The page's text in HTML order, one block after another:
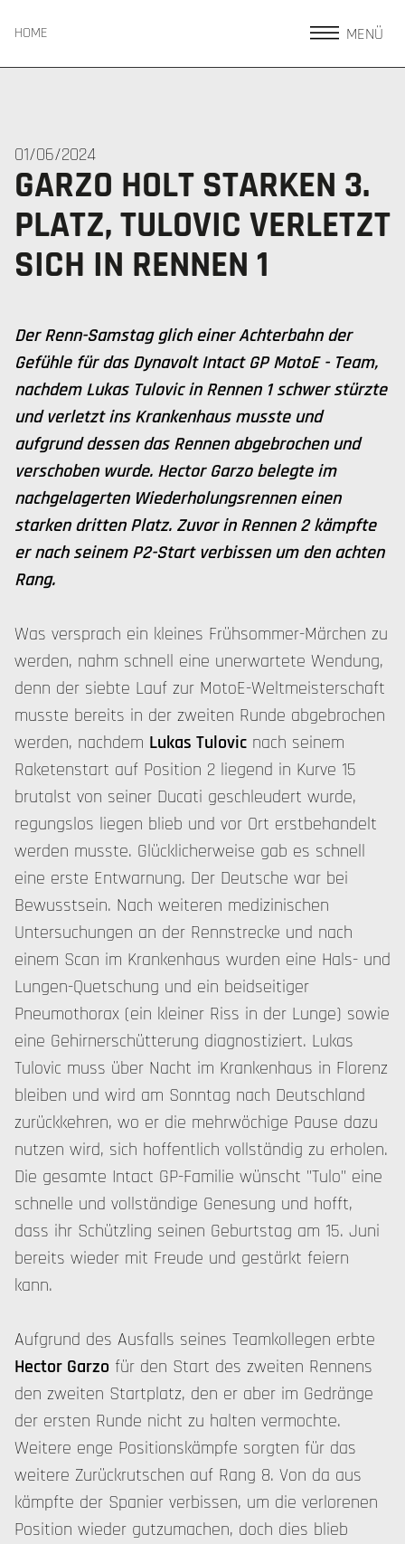
HOME MENÜ
01/06/2024
GARZO HOLT STARKEN 3.
PLATZ, TULOVIC VERLETZT
SICH IN RENNEN 1
Der Renn-Samstag glich einer Achterbahn der
Gefühle für das Dynavolt Intact GP MotoE - Team,
nachdem Lukas Tulovic in Rennen 1 schwer stürzte
und verletzt ins Krankenhaus musste und
aufgrund dessen das Rennen abgebrochen und
verschoben wurde. Hector Garzo belegte im
nachgelagerten Wiederholungsrennen einen
starken dritten Platz. Zuvor in Rennen 2 kämpfte
er nach seinem P2-Start verbissen um den achten
Rang.
Was versprach ein kleines Frühsommer-Märchen zu
werden, nahm schnell eine unerwartete Wendung,
denn der siebte Lauf zur MotoE-Weltmeisterschaft
musste bereits in der zweiten Runde abgebrochen
werden, nachdem Lukas Tulovic nach seinem
Raketenstart auf Position 2 liegend in Kurve 15
brutalst von seiner Ducati geschleudert wurde,
regungslos liegen blieb und vor Ort erstbehandelt
werden musste. Glücklicherweise gab es schnell
eine erste Entwarnung. Der Deutsche war bei
Bewusstsein. Nach weiteren medizinischen
Untersuchungen an der Rennstrecke und nach
einem Scan im Krankenhaus wurden eine Hals- und
Lungen-Quetschung und ein beidseitiger
Pneumothorax (ein kleiner Riss in der Lunge) sowie
eine Gehirnerschütterung diagnostiziert. Lukas
Tulovic muss über Nacht im Krankenhaus in Florenz
bleiben und wird am Sonntag nach Deutschland
zurückkehren, wo er die mehrwöchige Pause dazu
nutzen wird, sich hoffentlich vollständig zu erholen.
Die gesamte Intact GP-Familie wünscht "Tulo" eine
schnelle und vollständige Genesung und hofft,
dass ihr Schützling seinen Geburtstag am 15. Juni
bereits wieder mit Freude und gestärkt feiern
kann.
Aufgrund des Ausfalls seines Teamkollegen erbte
Hector Garzo für den Start des zweiten Rennens
den zweiten Startplatz, den er aber im Gedränge
der ersten Runde nicht zu halten vermochte.
Weitere enge Positionskämpfe sorgten für das
weitere Zurückrutschen auf Rang 8. Von da aus
kämpfte der Spanier verbissen, um die verlorenen
Position wieder gutzumachen, doch dies blieb